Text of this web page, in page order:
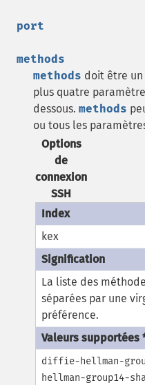
port
methods
methods doit être
plus quatre
dessous. methods
ou tous les
Options
de
connexion
SSH
kex
La liste des
séparées par une
préférence.
diffie-hellman-
hellman-group14-